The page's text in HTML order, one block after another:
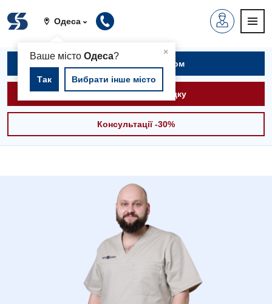
Одеса
×
Ваше містоОдеса?
Так Вибрати інше місто
Записатися на прийом
Викликати швидку
Консультації -30%